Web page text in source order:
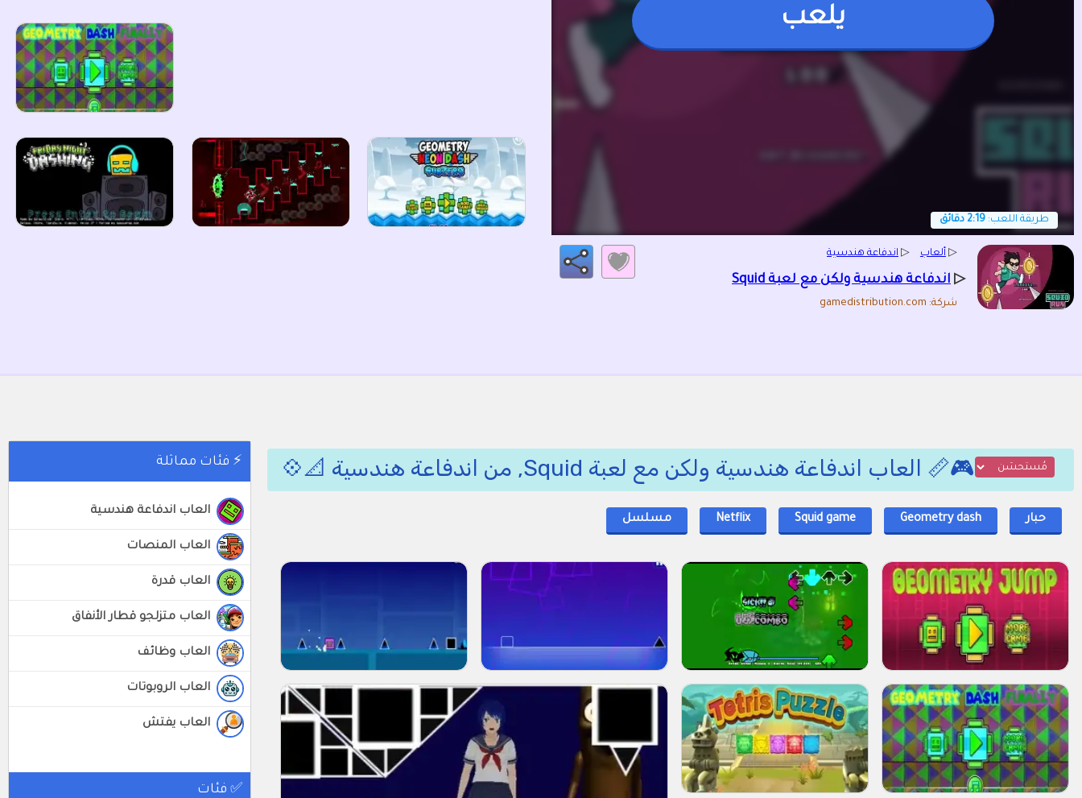
يلعب
طريقة اللعب: 2:19 دقائق
▷ ألعاب ▷ اندفاعة هندسية
▷ اندفاعة هندسية ولكن مع لعبة Squid
شركة: gamedistribution.com
⚡ فئات مماثلة
العاب اندفاعة هندسية
العاب المنصات
العاب قدرة
العاب متزلجو قطار الأنفاق
العاب وظائف
العاب الروبوتات
العاب يفتش
✅ فئات
🎮📏 العاب اندفاعة هندسية ولكن مع لعبة Squid, من اندفاعة هندسية 📐💠
حبار Geometry dash
Squid game
Netflix مسلسل